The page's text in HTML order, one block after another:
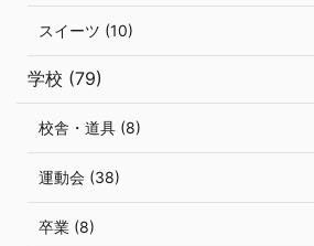
スイーツ (10)
学校 (79)
校舎・道具 (8)
運動会 (38)
卒業 (8)